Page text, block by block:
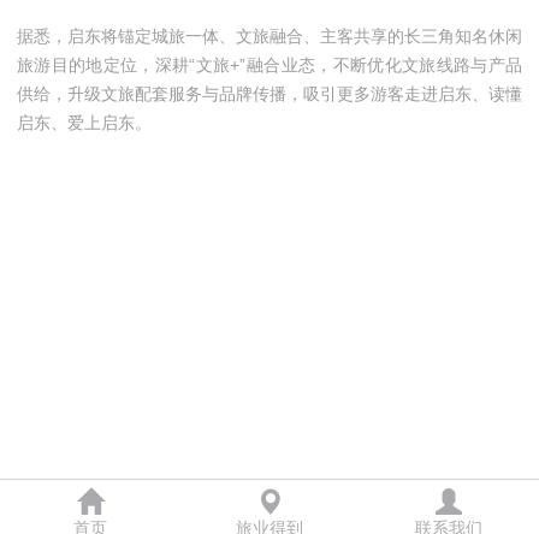
据悉，启东将锚定城旅一体、文旅融合、主客共享的长三角知名休闲
旅游目的地定位，深耕“文旅+”融合业态，不断优化文旅线路与产品
供给，升级文旅配套服务与品牌传播，吸引更多游客走进启东、读懂
启东、爱上启东。
首页 旅业得到 联系我们